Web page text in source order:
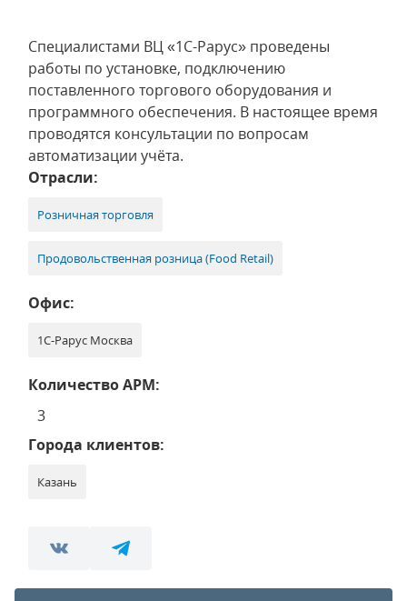
Специалистами ВЦ «1С-Рарус» проведены
работы по установке, подключению
поставленного торгового оборудования и
программного обеспечения. В настоящее время
проводятся консультации по вопросам
автоматизации учёта.
Отрасли:
Розничная торговля
Продовольственная розница (Food Retail)
Офис:
1С-Рарус Москва
Количество АРМ:
3
Города клиентов:
Казань